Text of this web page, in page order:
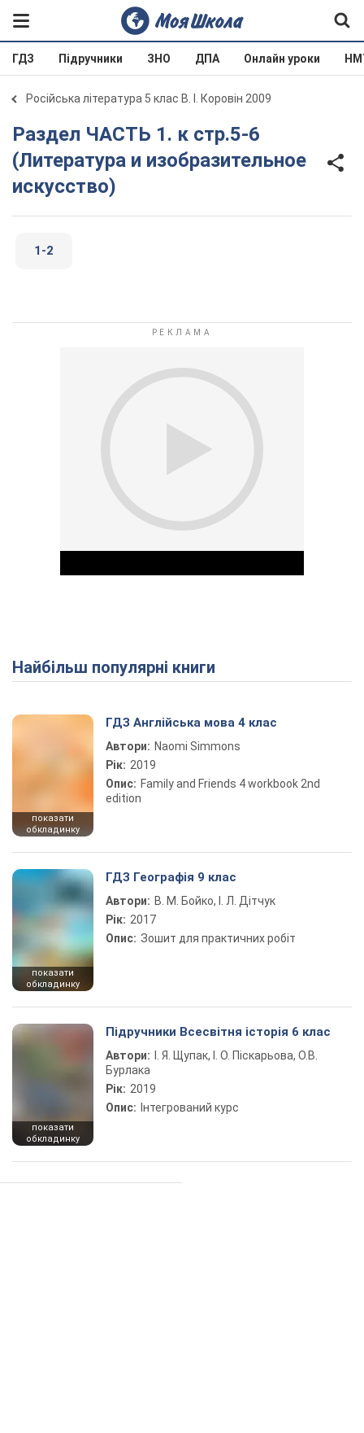
ГДЗ Підручники ЗНО ДПА Онлайн уроки
Російська література 5 клас В. І. Коровін 2009
Раздел ЧАСТЬ 1. к стр.5-6
(Литература и изобразительное
искусство)
1-2
Play Video
Найбільш популярні книги
показати
обкладинку
ГДЗ Англійська мова 4 клас
Автори: Naomi Simmons
Рік: 2019
Опис: Family and Friends 4 workbook 2nd
edition
показати
обкладинку
ГДЗ Географія 9 клас
Автори: В. М. Бойко, І. Л. Дітчук
Рік: 2017
Опис: Зошит для практичних робіт
показати
обкладинку
Підручники Всесвітня історія 6 клас
Автори:
І. Я. Щупак, І. О. Піскарьова, О.В.
Бурлака
Рік: 2019
Опис: Інтегрований курс